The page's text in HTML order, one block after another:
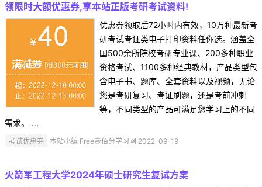
领限时大额优惠券,享本站正版考研考试资料!
优惠券领取后72小时内有效，10万种最新考
研考试考证类电子打印资料任你选。涵盖全
国500余所院校考研专业课、200多种职业
资格考试、1100多种经典教材，产品类型包
含电子书、题库、全套资料以及视频，无论
您是考研复习、考证刷题，还是考前冲刺
等，不同类型的产品可满足您学习上的不同
需求。 ...
考试优惠券 本站小编 Free壹佰分学习网 2022-09-19
火箭军工程大学2024年硕士研究生复试方案